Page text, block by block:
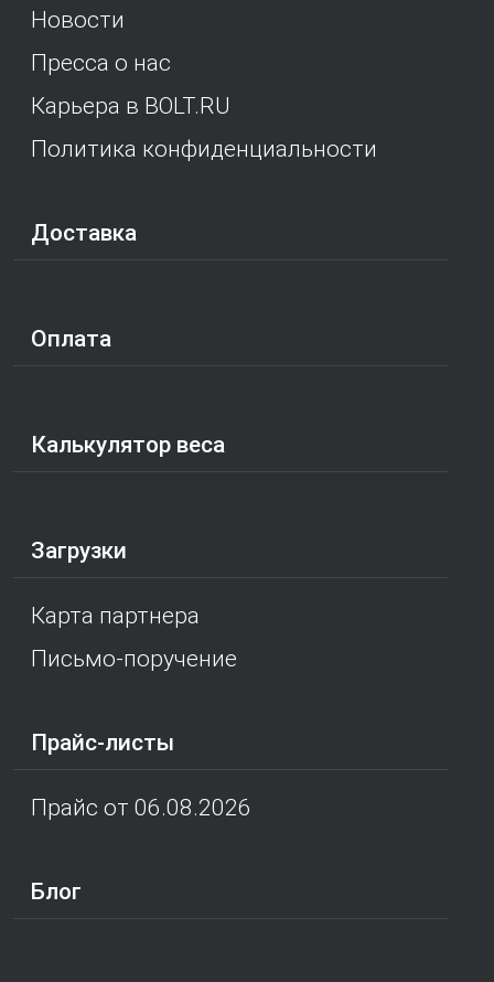
Новости
Пресса о нас
Карьера в BOLT.RU
Политика конфиденциальности
Доставка
Оплата
Калькулятор веса
Загрузки
Карта партнера
Письмо-поручение
Прайс-листы
Прайс от 06.08.2026
Блог